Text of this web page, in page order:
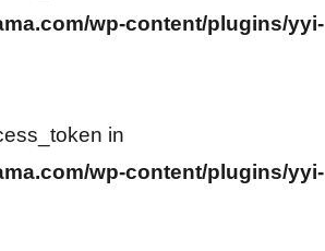
wp-content/plugins/yyi-
in
wp-content/plugins/yyi-